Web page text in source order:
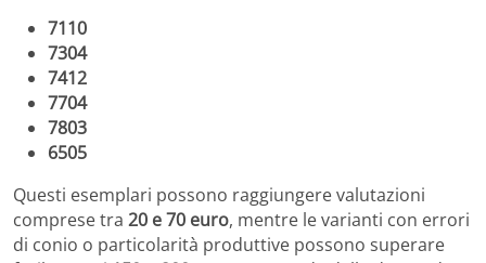
7110
7304
7412
7704
7803
6505
Questi esemplari possono raggiungere valutazioni
comprese tra 20 e 70 euro, mentre le varianti con errori
di conio o particolarità produttive possono superare